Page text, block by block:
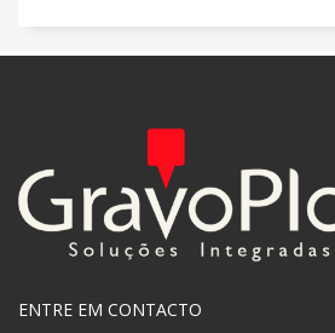
ENTRE EM CONTACTO